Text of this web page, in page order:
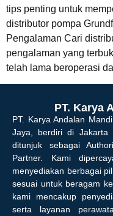
tips penting untuk
distributor pompa
Pengalaman Cari
pengalaman yang
telah lama beroperasi
PT. Karya
PT. Karya Andalan
Jaya, berdiri di
ditunjuk sebagai
Partner. Kami
menyediakan berbagai
sesuai untuk beragam
kami mencakup
serta layanan